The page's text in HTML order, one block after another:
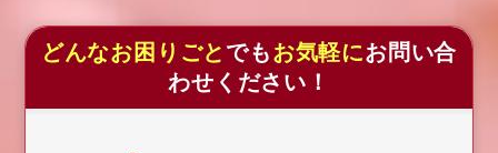
どんなお困りごと でもお気軽にお問い合
わせください！